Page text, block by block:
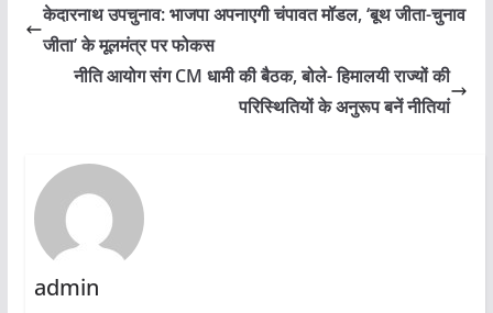
केदारनाथ उपचुनाव: भाजपा अपनाएगी चंपावत मॉडल, ‘बूथ जीता-चुनाव
जीता’ के मूलमंत्र पर फोकस
नीति आयोग संग CM धामी की बैठक, बोले- हिमालयी राज्यों की
परिस्थितियों के अनुरूप बनें नीतियां
admin